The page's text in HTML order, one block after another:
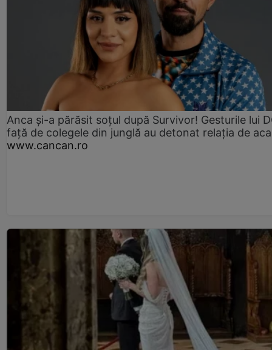
Anca și-a părăsit soțul după Survivor! Gesturile lui
față de colegele din junglă au detonat relația de
www.cancan.ro